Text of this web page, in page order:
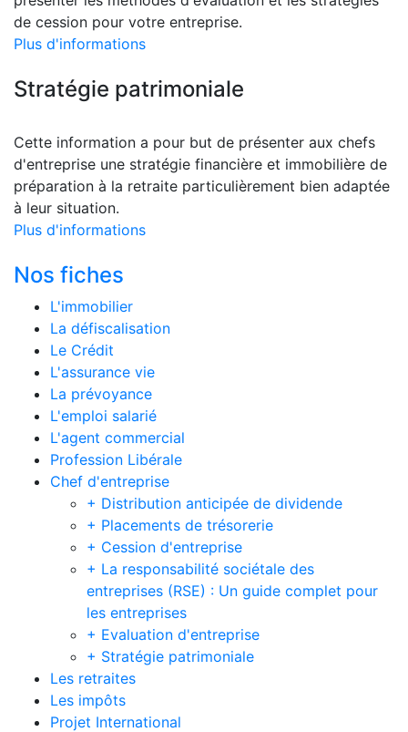
Nos fiches
L'immobilier
La défiscalisation
Le Crédit
L'assurance vie
La prévoyance
L'emploi salarié
L'agent commercial
Profession Libérale
Chef d'entreprise
+ Distribution anticipée de dividende
+ Placements de trésorerie
+ Cession d'entreprise
+ La responsabilité sociétale des
entreprises (RSE) : Un guide complet pour
les entreprises
+ Evaluation d'entreprise
+ Stratégie patrimoniale
Les retraites
Les impôts
Projet International
de cession pour votre entreprise.
Plus d'informations
Stratégie patrimoniale
Cette information a pour but de présenter aux chefs
d'entreprise une stratégie financière et immobilière de
préparation à la retraite particulièrement bien adaptée
à leur situation.
Plus d'informations